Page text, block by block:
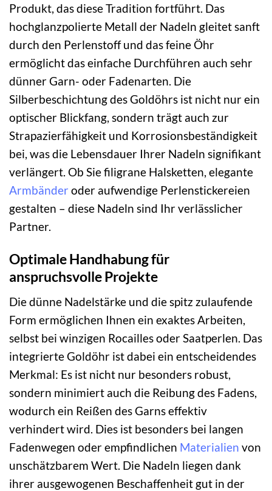
Produkt, das diese Tradition fortführt. Das
hochglanzpolierte Metall der Nadeln gleitet sanft
durch den Perlenstoff und das feine Öhr
ermöglicht das einfache Durchführen auch sehr
dünner Garn- oder Fadenarten. Die
Silberbeschichtung des Goldöhrs ist nicht nur ein
optischer Blickfang, sondern trägt auch zur
Strapazierfähigkeit und Korrosionsbeständigkeit
bei, was die Lebensdauer Ihrer Nadeln signifikant
verlängert. Ob Sie filigrane Halsketten, elegante
Armbänder oder aufwendige Perlenstickereien
gestalten – diese Nadeln sind Ihr verlässlicher
Partner.
Optimale Handhabung für
anspruchsvolle Projekte
Die dünne Nadelstärke und die spitz zulaufende
Form ermöglichen Ihnen ein exaktes Arbeiten,
selbst bei winzigen Rocailles oder Saatperlen. Das
integrierte Goldöhr ist dabei ein entscheidendes
Merkmal: Es ist nicht nur besonders robust,
sondern minimiert auch die Reibung des Fadens,
wodurch ein Reißen des Garns effektiv
verhindert wird. Dies ist besonders bei langen
Fadenwegen oder empfindlichen Materialien von
unschätzbarem Wert. Die Nadeln liegen dank
ihrer ausgewogenen Beschaffenheit gut in der